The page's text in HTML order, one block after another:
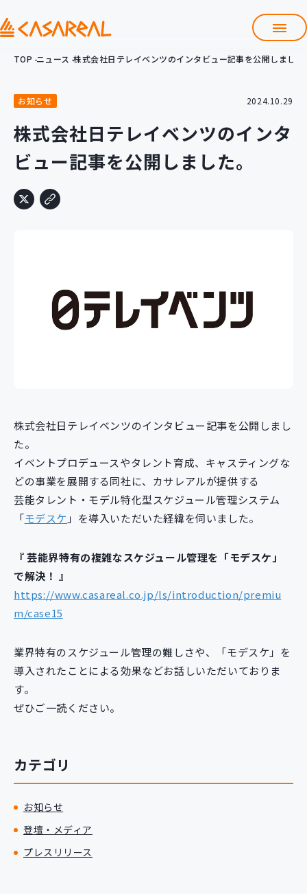
会社情報
サービス
プロダクト開発支援
クラウド導入支援 Git導入支援
システム構築支援
新規開発サービス
パッケージ開発
ニュース
採用情報
Contact
TOP ニュース 株式会社日テレイベンツのインタビュー記事を公開しました
お知らせ 2024.10.29
株式会社日テレイベンツのインタ
ビュー記事を公開しました。
株式会社日テレイベンツのインタビュー記事を公開しまし
た。
イベントプロデュースやタレント育成、キャスティングな
どの事業を展開する同社に、カサレアルが提供する
芸能タレント・モデル特化型スケジュール管理システム
「モデスケ 」を導入いただいた経緯を伺いました。
『 芸能界特有の複雑なスケジュール管理を「モデスケ」
で解決！ 』
https://www.casareal.co.jp/ls/introduction/premiu
m/case15
業界特有のスケジュール管理の難しさや、「モデスケ」を
導入されたことによる効果などお話しいただいておりま
す。
ぜひご一読ください。
カテゴリ
お知らせ
登壇・メディア
プレスリリース